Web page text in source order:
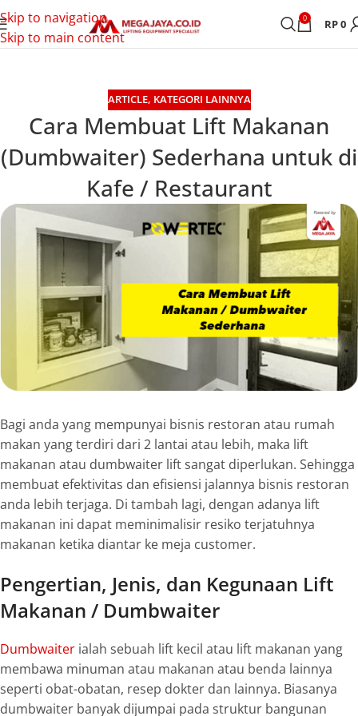
Skip to navigation
Skip to main content
0 RP0
ARTICLE, KATEGORI LAINNYA
Cara Membuat Lift Makanan
(Dumbwaiter) Sederhana untuk di
Kafe / Restaurant
Bagi anda yang mempunyai bisnis restoran atau rumah
makan yang terdiri dari 2 lantai atau lebih, maka lift
makanan atau dumbwaiter liftsangat diperlukan. Sehingga
membuat efektivitas dan efisiensi jalannya bisnis restoran
anda lebih terjaga. Di tambah lagi, dengan adanya lift
makanan ini dapat meminimalisir resiko terjatuhnya
makanan ketika diantar ke meja customer.
Pengertian, Jenis, dan Kegunaan Lift
Makanan / Dumbwaiter
Dumbwaiter ialah sebuah lift kecil atau lift makanan yang
membawa minuman atau makanan atau benda lainnya
seperti obat-obatan, resep dokter dan lainnya. Biasanya
dumbwaiter banyak dijumpai pada struktur bangunan